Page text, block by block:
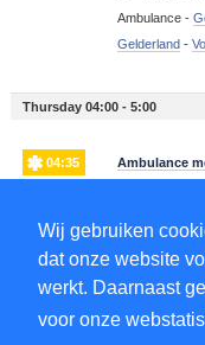
Wij gebruiken
dat onze website
werkt. Daarnaast
voor onze
Ambulance -
Gelderland-
Thursday 04:00 - 5:00
04:35 Ambulance
Gelderland-